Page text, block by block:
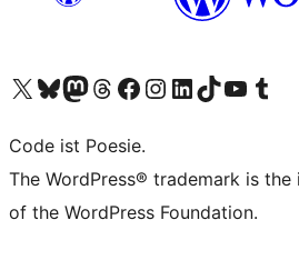
Unser X-Konto (früher Twitter) besuchen
Unser Bluesky-Konto besuchen
Unser Mastodon-Konto besuchen
Unser Threads-Konto besuchen
Unsere Facebook-Seite besuchen
Unser Instagram-Konto besuchen
Unser LinkedIn-Konto besuchen
Unser TikTok-Konto
Unseren YouTube-
Unser
Code ist Poesie.
The WordPress® trademark is
of the WordPress Foundation.